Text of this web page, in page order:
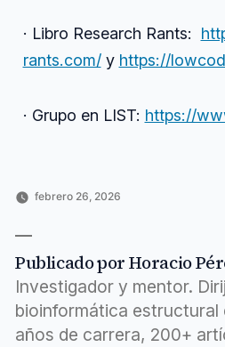
· Libro Research Rants:
rants.com/y https://
· Grupo en LIST: https://
febrero 26, 2026
Ingeniería
y
Inteligencia
artificial
conversamos,
ingeniería,
jordi,
Jordi
Publicado por Horacio
Investigador y mentor.
bioinformática estructural
años de carrera, 200+